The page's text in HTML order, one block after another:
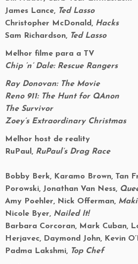
James Lance, Ted Lasso
Christopher McDonald, Hacks
Sam Richardson, Ted Lasso
Melhor filme para a TV
Chip ‘n’ Dale: Rescue Rangers
Ray Donovan: The Movie
Reno 911: The Hunt for QAnon
The Survivor
Zoey’s Extraordinary Christmas
Melhor host de reality
RuPaul, RuPaul’s Drag Race
Bobby Berk, Karamo Brown, Tan
Porowski, Jonathan Van Ness,
Amy Poehler, Nick Offerman,
Nicole Byer, Nailed It!
Barbara Corcoran, Mark Cuban,
Herjavec, Daymond John, Kevin
Padma Lakshmi, Top Chef